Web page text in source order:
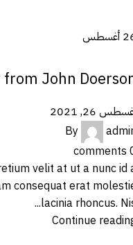
أغسطس
John
26, 2021
By
comments
velit at ut a nunc id
consequat erat
lacinia rhoncus.
Continue